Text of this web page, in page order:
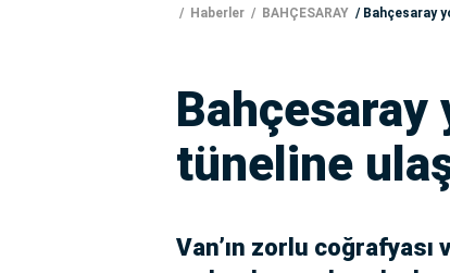
Haberler BAHÇESARAY Bahçesaray
Bahçesaray
tüneline
Van’ın zorlu coğrafyası